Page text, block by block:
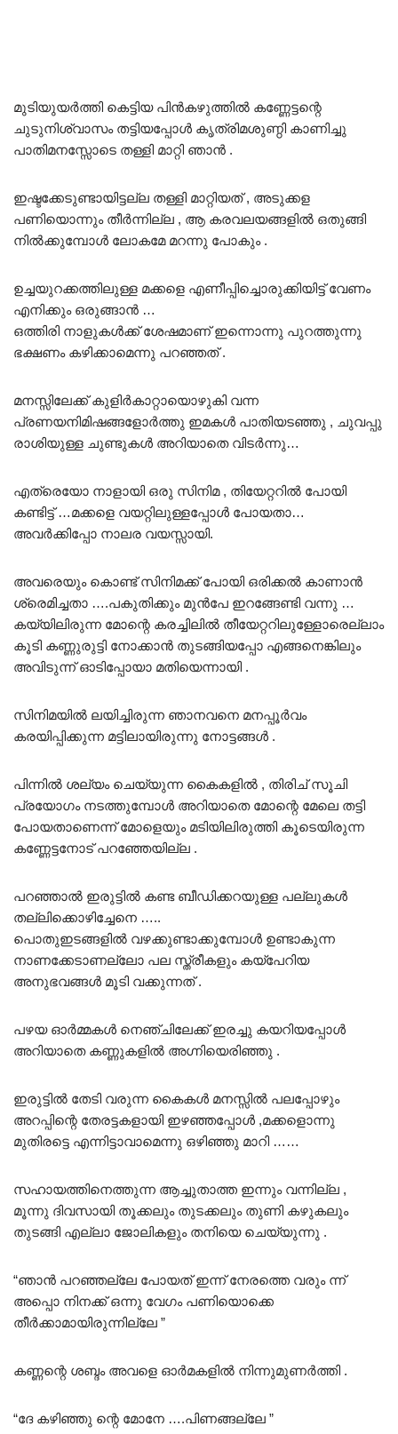
മുടിയുയർത്തി കെട്ടിയ പിൻകഴുത്തിൽ കണ്ണേട്ടന്റെ
ചുടുനിശ്വാസം തട്ടിയപ്പോൾ കൃത്രിമശുണ്ഠി കാണിച്ചു
പാതിമനസ്സോടെ തള്ളി മാറ്റി ഞാൻ .
ഇഷ്ടക്കേടുണ്ടായിട്ടല്ല തള്ളി മാറ്റിയത് , അടുക്കള
പണിയൊന്നും തീർന്നില്ല , ആ കരവലയങ്ങളിൽ ഒതുങ്ങി
നിൽക്കുമ്പോൾ ലോകമേ മറന്നു പോകും .
ഉച്ചയുറക്കത്തിലുള്ള മക്കളെ എണീപ്പിച്ചൊരുക്കിയിട്ട് വേണം
എനിക്കും ഒരുങ്ങാൻ …
ഒത്തിരി നാളുകൾക്ക് ശേഷമാണ് ഇന്നൊന്നു പുറത്തുന്നു
ഭക്ഷണം കഴിക്കാമെന്നു പറഞ്ഞത് .
മനസ്സിലേക്ക് കുളിർകാറ്റായൊഴുകി വന്ന
പ്രണയനിമിഷങ്ങളോർത്തു ഇമകൾ പാതിയടഞ്ഞു , ചുവപ്പു
രാശിയുള്ള ചുണ്ടുകൾ അറിയാതെ വിടർന്നു…
എത്രെയോ നാളായി ഒരു സിനിമ , തിയേറ്ററിൽ പോയി
കണ്ടിട്ട് …മക്കളെ വയറ്റിലുള്ളപ്പോൾ പോയതാ…
അവർക്കിപ്പോ നാലര വയസ്സായി.
അവരെയും കൊണ്ട് സിനിമക്ക് പോയി ഒരിക്കൽ കാണാൻ
ശ്രെമിച്ചതാ ….പകുതിക്കും മുൻപേ ഇറങ്ങേണ്ടി വന്നു …
കയ്യിലിരുന്ന മോന്റെ കരച്ചിലിൽ തീയേറ്ററിലുള്ളോരെല്ലാം
കൂടി കണ്ണുരുട്ടി നോക്കാൻ തുടങ്ങിയപ്പോ എങ്ങനെങ്കിലും
അവിടുന്ന് ഓടിപ്പോയാ മതിയെന്നായി .
സിനിമയിൽ ലയിച്ചിരുന്ന ഞാനവനെ മനപ്പൂർവം
കരയിപ്പിക്കുന്ന മട്ടിലായിരുന്നു നോട്ടങ്ങൾ .
പിന്നിൽ ശല്യം ചെയ്യുന്ന കൈകളിൽ , തിരിച് സൂചി
പ്രയോഗം നടത്തുമ്പോൾ അറിയാതെ മോന്റെ മേലെ തട്ടി
പോയതാണെന്ന് മോളെയും മടിയിലിരുത്തി കൂടെയിരുന്ന
കണ്ണേട്ടനോട് പറഞ്ഞേയില്ല .
പറഞ്ഞാൽ ഇരുട്ടിൽ കണ്ട ബീഡിക്കറയുള്ള പല്ലുകൾ
തല്ലിക്കൊഴിച്ചേനെ …..
പൊതുഇടങ്ങളിൽ വഴക്കുണ്ടാക്കുമ്പോൾ ഉണ്ടാകുന്ന
നാണക്കേടാണല്ലോ പല സ്ത്രീകളും കയ്‌പേറിയ
അനുഭവങ്ങൾ മൂടി വക്കുന്നത് .
പഴയ ഓർമ്മകൾ നെഞ്ചിലേക്ക് ഇരച്ചു കയറിയപ്പോൾ
അറിയാതെ കണ്ണുകളിൽ അഗ്നിയെരിഞ്ഞു .
ഇരുട്ടിൽ തേടി വരുന്ന കൈകൾ മനസ്സിൽ പലപ്പോഴും
അറപ്പിന്റെ തേരട്ടകളായി ഇഴഞ്ഞപ്പോൾ ,മക്കളൊന്നു
മുതിരട്ടെ എന്നിട്ടാവാമെന്നു ഒഴിഞ്ഞു മാറി ……
സഹായത്തിനെത്തുന്ന ആച്ചുതാത്ത ഇന്നും വന്നില്ല ,
മൂന്നു ദിവസായി തൂക്കലും തുടക്കലും തുണി കഴുകലും
തുടങ്ങി എല്ലാ ജോലികളും തനിയെ ചെയ്യുന്നു .
“ഞാൻ പറഞ്ഞല്ലേ പോയത് ഇന്ന് നേരത്തെ വരും ന്ന്
അപ്പൊ നിനക്ക് ഒന്നു വേഗം പണിയൊക്കെ
തീർക്കാമായിരുന്നില്ലേ ”
കണ്ണന്റെ ശബ്ദം അവളെ ഓർമകളിൽ നിന്നുമുണർത്തി .
“ദേ കഴിഞ്ഞു ന്റെ മോനേ ….പിണങ്ങല്ലേ ”